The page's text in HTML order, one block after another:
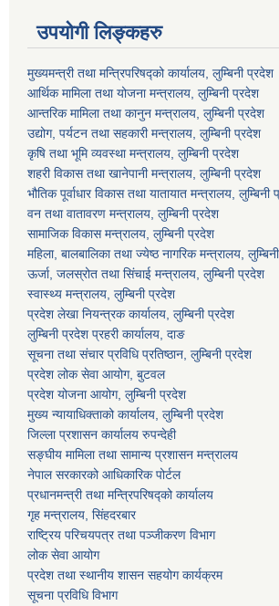
उपयोगी लिङ्कहरु
मुख्यमन्त्री तथा मन्त्रिपरिषद्को कार्यालय, लुम्बिनी प्रदेश
आर्थिक मामिला तथा योजना मन्त्रालय, लुम्बिनी प्रदेश
आन्तरिक मामिला तथा कानुन मन्त्रालय, लुम्बिनी प्रदेश
उद्योग, पर्यटन तथा सहकारी मन्त्रालय, लुम्बिनी प्रदेश
कृषि तथा भूमि व्यवस्था मन्त्रालय, लुम्बिनी प्रदेश
शहरी विकास तथा खानेपानी मन्त्रालय, लुम्बिनी प्रदेश
भौतिक पूर्वाधार विकास तथा यातायात मन्त्रालय, लुम्बिनी
वन तथा वातावरण मन्त्रालय, लुम्बिनी प्रदेश
सामाजिक विकास मन्त्रालय, लुम्बिनी प्रदेश
महिला, बालबालिका तथा ज्येष्ठ नागरिक मन्त्रालय,
ऊर्जा, जलस्रोत तथा सिंचाई मन्त्रालय, लुम्बिनी प्रदेश
स्वास्थ्य मन्त्रालय, लुम्बिनी प्रदेश
प्रदेश लेखा नियन्त्रक कार्यालय, लुम्बिनी प्रदेश
लुम्बिनी प्रदेश प्रहरी कार्यालय, दाङ
सूचना तथा संचार प्रविधि प्रतिष्ठान, लुम्बिनी प्रदेश
प्रदेश लोक सेवा आयोग, बुटवल
प्रदेश योजना आयोग, लुम्बिनी प्रदेश
मुख्य न्यायाधिक्ताको कार्यालय, लुम्बिनी प्रदेश
जिल्ला प्रशासन कार्यालय रुपन्देही
सङ्घीय मामिला तथा सामान्य प्रशासन मन्त्रालय
नेपाल सरकारको आधिकारिक पोर्टल
प्रधानमन्त्री तथा मन्त्रिपरिषद्को कार्यालय
गृह मन्त्रालय, सिंहदरबार
राष्ट्रिय परिचयपत्र तथा पञ्जीकरण विभाग
लोक सेवा आयोग
प्रदेश तथा स्थानीय शासन सहयोग कार्यक्रम
सूचना प्रविधि विभाग